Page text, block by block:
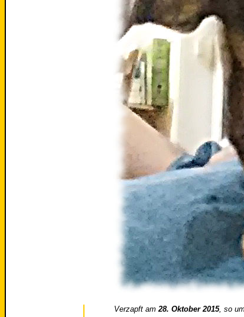
Verzapft am28. Oktober 2015, so